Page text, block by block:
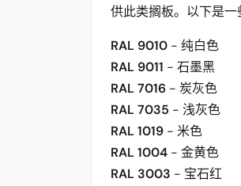
供此类搁板。以下是一
RAL 9010 - 纯白色
RAL 9011 - 石墨黑
RAL 7016 - 炭灰色
RAL 7035 - 浅灰色
RAL 1019 - 米色
RAL 1004 - 金黄色
RAL 3003 - 宝石红